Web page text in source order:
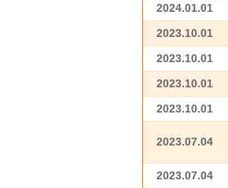
2024.01.01
2023.10.01
2023.10.01
2023.10.01
2023.10.01
2023.07.04
2023.07.04